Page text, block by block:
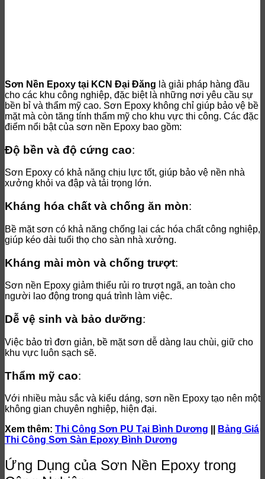
Sơn Nền Epoxy tại KCN Đại Đăng là giải pháp hàng đầu
cho các khu công nghiệp, đặc biệt là những nơi yêu cầu sự
bền bỉ và thẩm mỹ cao. Sơn Epoxy không chỉ giúp bảo vệ bề
mặt mà còn tăng tính thẩm mỹ cho khu vực thi công. Các đặc
điểm nổi bật của sơn nền Epoxy bao gồm:
Độ bền và độ cứng cao:
Sơn Epoxy có khả năng chịu lực tốt, giúp bảo vệ nền nhà
xưởng khỏi va đập và tải trọng lớn.
Kháng hóa chất và chống ăn mòn:
Bề mặt sơn có khả năng chống lại các hóa chất công nghiệp,
giúp kéo dài tuổi thọ cho sàn nhà xưởng.
Kháng mài mòn và chống trượt:
Sơn nền Epoxy giảm thiểu rủi ro trượt ngã, an toàn cho
người lao động trong quá trình làm việc.
Dễ vệ sinh và bảo dưỡng:
Việc bảo trì đơn giản, bề mặt sơn dễ dàng lau chùi, giữ cho
khu vực luôn sạch sẽ.
Thẩm mỹ cao:
Với nhiều màu sắc và kiểu dáng, sơn nền Epoxy tạo nên một
không gian chuyên nghiệp, hiện đại.
Xem thêm: Thi Công Sơn PU Tại Bình Dương
Bảng Giá
Thi Công Sơn Sàn Epoxy Bình Dương
Ứng Dụng của Sơn Nền Epoxy trong